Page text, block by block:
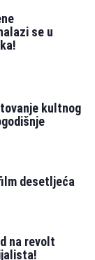
se u
kultnog
desetljeća
na revolt